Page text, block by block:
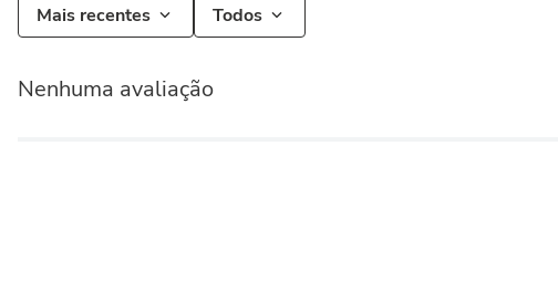
Mais recentes Todos
Nenhuma avaliação